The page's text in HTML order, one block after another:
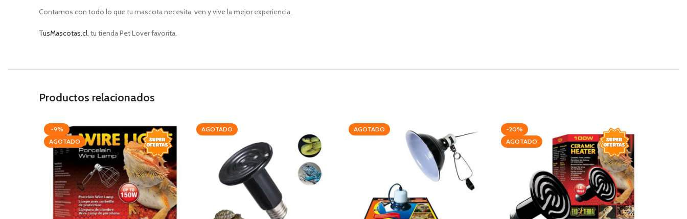
Contamos con todo lo que tu mascota necesita, ven y vive la mejor experiencia.
TusMascotas.cl, tu tienda Pet Lover favorita.
Productos relacionados
-9%
AGOTADO
AGOTADO AGOTADO
-20%
AGOTADO